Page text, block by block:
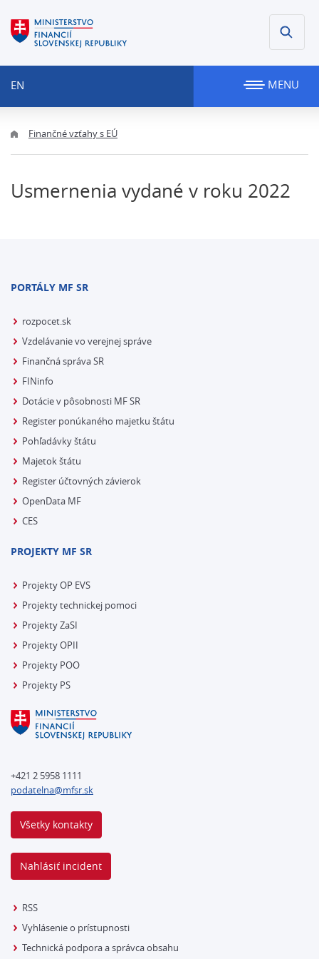
EN MENU
Finančné vzťahy s EÚ
Usmernenia vydané v roku 2022
PORTÁLY MF SR
rozpocet.sk
Vzdelávanie vo verejnej správe
Finančná správa SR
FINinfo
Dotácie v pôsobnosti MF SR
Register ponúkaného majetku štátu
Pohľadávky štátu
Majetok štátu
Register účtovných závierok
OpenData MF
CES
PROJEKTY MF SR
Projekty OP EVS
Projekty technickej pomoci
Projekty ZaSI
Projekty OPII
Projekty POO
Projekty PS
+421 2 5958 1111
podatelna@mfsr.sk
Všetky kontakty
Nahlásiť incident
RSS
Vyhlásenie o prístupnosti
Technická podpora a správca obsahu